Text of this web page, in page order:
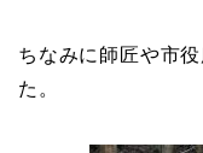
ちなみに師匠や市
た。